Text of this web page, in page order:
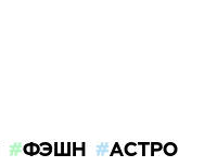
ФЭШН АСТРО